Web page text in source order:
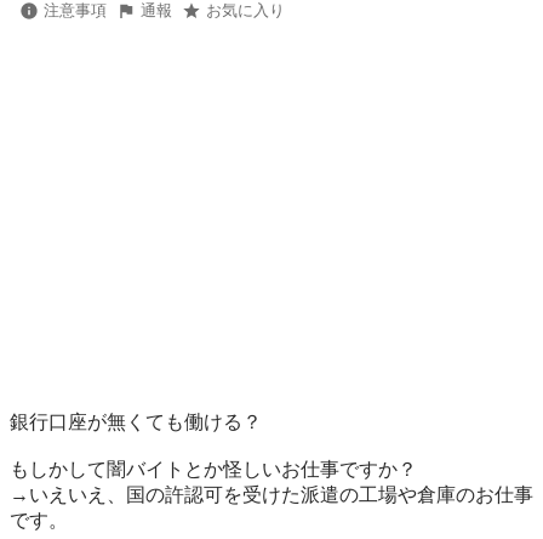
注意事項 通報 お気に入り
銀行口座が無くても働ける？
もしかして闇バイトとか怪しいお仕事ですか？
→いえいえ、国の許認可を受けた派遣の工場や倉庫のお仕事
です。